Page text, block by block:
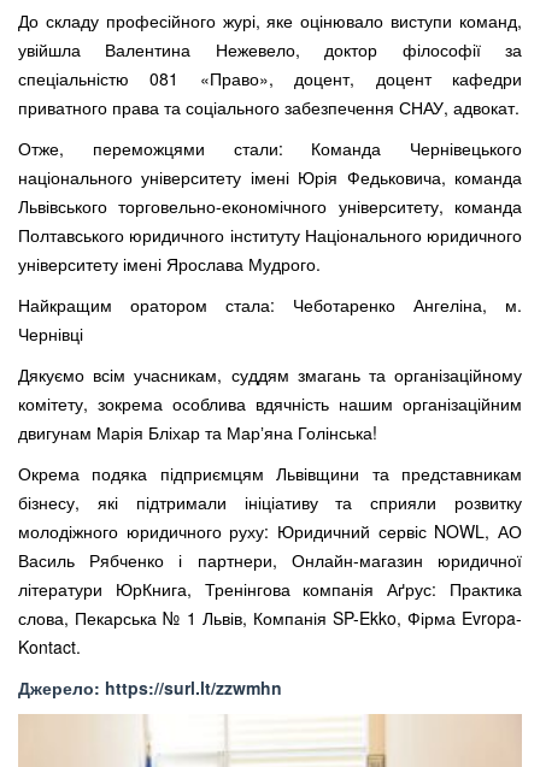
До складу професійного журі, яке оцінювало виступи команд,
увійшла Валентина Нежевело, доктор філософії за
спеціальністю 081 «Право», доцент, доцент кафедри
приватного права та соціального забезпечення СНАУ, адвокат.
Отже, переможцями стали: Команда Чернівецького
національного університету імені Юрія Федьковича, команда
Львівського торговельно-економічного університету, команда
Полтавського юридичного інституту Національного юридичного
університету імені Ярослава Мудрого.
Найкращим оратором стала: Чеботаренко Ангеліна, м.
Чернівці
Дякуємо всім учасникам, суддям змагань та організаційному
комітету, зокрема особлива вдячність нашим організаційним
двигунам Марія Бліхар та Марʼяна Голінська!
Окрема подяка підприємцям Львівщини та представникам
бізнесу, які підтримали ініціативу та сприяли розвитку
молодіжного юридичного руху: Юридичний сервіс NOWL, АО
Василь Рябченко і партнери, Онлайн-магазин юридичної
літератури ЮрКнига, Тренінгова компанія Аґрус: Практика
слова, Пекарська № 1 Львів, Компанія SP-Ekko, Фірма Evropa-
Kontact.
Джерело: https://surl.lt/zzwmhn